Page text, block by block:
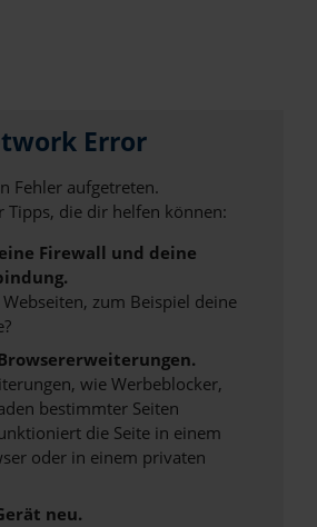
Error
Fehler aufgetreten.
Tipps, die dir helfen können:
Firewall und deine
zum Beispiel deine
wie Werbeblocker,
bestimmter Seiten
die Seite in einem
oder in einem privaten
neu.